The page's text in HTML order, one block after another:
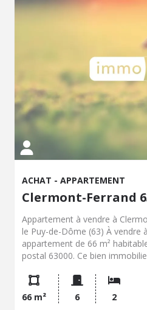
ACHAT - APPARTEMENT
Clermont-Ferrand
Appartement à vendre à
le Puy-de-Dôme (63) À vendre
appartement de 66 m²
postal 63000. Ce bien
chambres. Cet appartement
d’acquisition en résidence
secondaire ou dans le cadre
66 m² 6 2